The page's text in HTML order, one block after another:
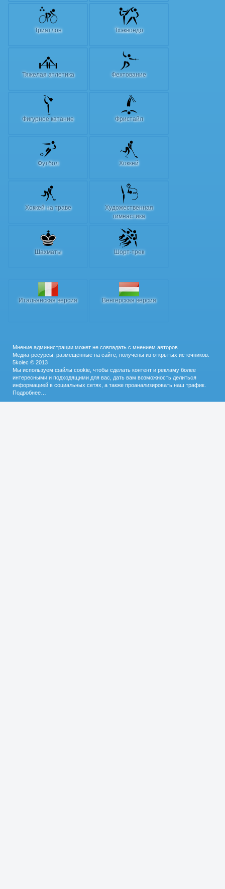
Триатлон Тхэквондо
Тяжелая атлетика Фехтование
Фигурное катание Фристайл
Футбол Хоккей
Хоккей на траве
Художественная
гимнастика
Шахматы Шорт-трек
Итальянская версия Венгерская версия
Мнение администрации может не совпадать с мнением авторов.
Медиа-ресурсы, размещённые на сайте, получены из открытых источников.
5kolec © 2013
Мы используем файлы cookie, чтобы сделать контент и рекламу более
интересными и подходящими для вас, дать вам возможность делиться
информацией в социальных сетях, а также проанализировать наш трафик.
Подробнее…